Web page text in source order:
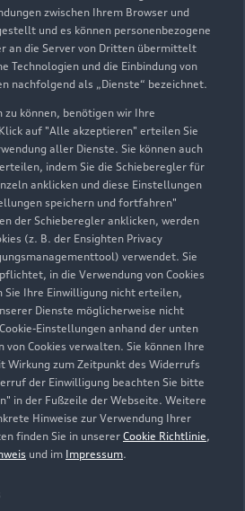
zwischen Ihrem Browser und
und es können personenbezogene
an die Server von Dritten übermittelt
Technologien und die Einbindung von
nachfolgend als „Dienste“ bezeichnet.
zu können, benötigen wir Ihre
auf "Alle akzeptieren" erteilen Sie
aller Dienste. Sie können auch
indem Sie die Schieberegler für
anklicken und diese Einstellungen
speichern und fortfahren"
der Schieberegler anklicken, werden
(z. B. der Ensighten Privacy
verwendet. Sie
in die Verwendung von Cookies
Sie Ihre Einwilligung nicht erteilen,
Dienste möglicherweise nicht
Einstellungen anhand der unten
Cookies verwalten. Sie können Ihre
Wirkung zum Zeitpunkt des Widerrufs
der Einwilligung beachten Sie bitte
in der Fußzeile der Webseite. Weitere
Hinweise zur Verwendung Ihrer
finden Sie in unserer Cookie Richtlinie,
und im Impressum.
1